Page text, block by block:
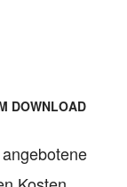
DOWNLOAD